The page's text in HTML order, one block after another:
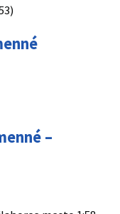
–